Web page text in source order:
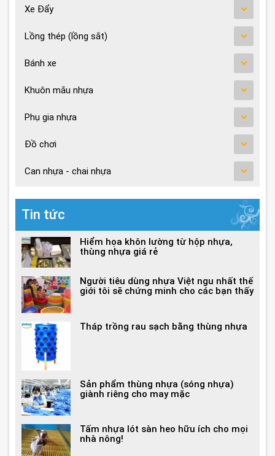
Xe Đẩy
Lồng thép (lồng sắt)
Bánh xe
Khuôn mắu nhựa
Phụ gia nhựa
Đồ chơi
Can nhựa - chai nhựa
Tin tức
Hiểm họa khôn lường từ hộp nhựa,
thùng nhựa giá rẻ
Người tiêu dùng nhựa Việt ngu nhất thế
giới tôi sẽ chứng minh cho các bạn thấy
Tháp trồng rau sạch bằng thùng nhựa
Sản phẩm thùng nhựa (sóng nhựa)
giành riêng cho may mặc
Tấm nhựa lót sàn heo hữu ích cho mọi
nhà nông!